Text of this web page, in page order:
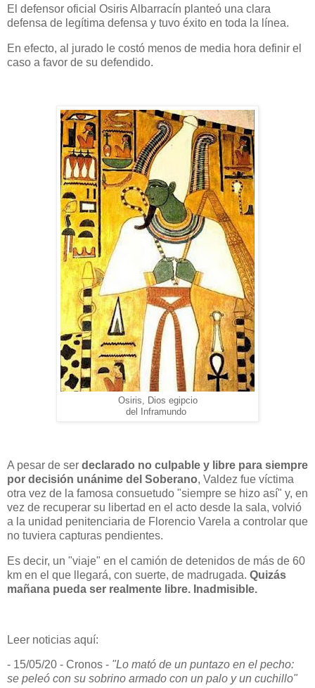
El defensor oficial Osiris Albarracín planteó una clara
defensa de legítima defensa y tuvo éxito en toda la línea.
En efecto, al jurado le costó menos de media hora definir el
caso a favor de su defendido.
Osiris, Dios egipcio
del Inframundo
A pesar de ser declarado no culpable y libre para siempre
por decisión unánime del Soberano, Valdez fue víctima
otra vez de la famosa consuetudo "siempre se hizo así" y, en
vez de recuperar su libertad en el acto desde la sala, volvió
a la unidad penitenciaria de Florencio Varela a controlar que
no tuviera capturas pendientes.
Es decir, un "viaje" en el camión de detenidos de más de 60
km en el que llegará, con suerte, de madrugada. Quizás
mañana pueda ser realmente libre. Inadmisible.
Leer noticias aquí:
- 15/05/20 - Cronos - "Lo mató de un puntazo en el pecho:
se peleó con su sobrino armado con un palo y un cuchillo"